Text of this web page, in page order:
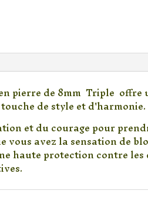
pierre de 8mm Triple
de style et d'harmonie.
et du courage pour
avez la sensation de
haute protection contre les